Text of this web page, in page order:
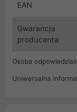
EAN
Gwarancja
producenta
Osoba
Uniwersalna